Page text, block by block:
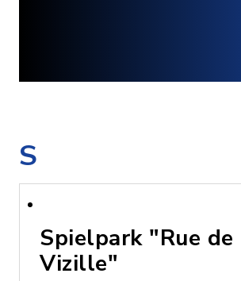
S
Spielpark "Rue de
Vizille"